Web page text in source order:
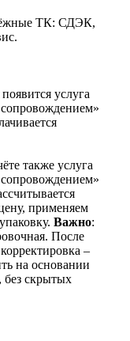
ТК: СДЭК,
услуга
также услуга
применяем
Важно:
После
–
на основании
без скрытых